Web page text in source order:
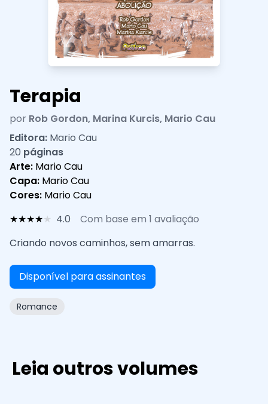
Terapia
por Rob Gordon, Marina Kurcis, Mario Cau
Editora: Mario Cau
20 páginas
Arte: Mario Cau
Capa: Mario Cau
Cores: Mario Cau
★★★★★ 4.0
Com base em 1 avaliação
Criando novos caminhos, sem amarras.
Disponível para assinantes
Romance
Leia outros volumes